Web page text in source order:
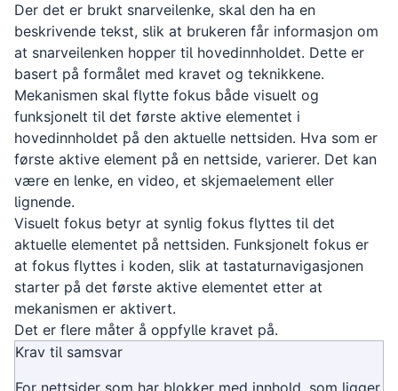
Der det er brukt snarveilenke, skal den ha en
beskrivende tekst, slik at brukeren får informasjon om
at snarveilenken hopper til hovedinnholdet. Dette er
basert på formålet med kravet og teknikkene.
Mekanismen skal flytte fokus både visuelt og
funksjonelt til det første aktive elementet i
hovedinnholdet på den aktuelle nettsiden. Hva som er
første aktive element på en nettside, varierer. Det kan
være en lenke, en video, et skjemaelement eller
lignende.
Visuelt fokus betyr at synlig fokus flyttes til det
aktuelle elementet på nettsiden. Funksjonelt fokus er
at fokus flyttes i koden, slik at tastaturnavigasjonen
starter på det første aktive elementet etter at
mekanismen er aktivert.
Det er flere måter å oppfylle kravet på.
Krav til samsvar
For nettsider som har blokker med innhold, som ligger